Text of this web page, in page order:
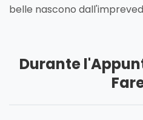
belle nascono
Durante